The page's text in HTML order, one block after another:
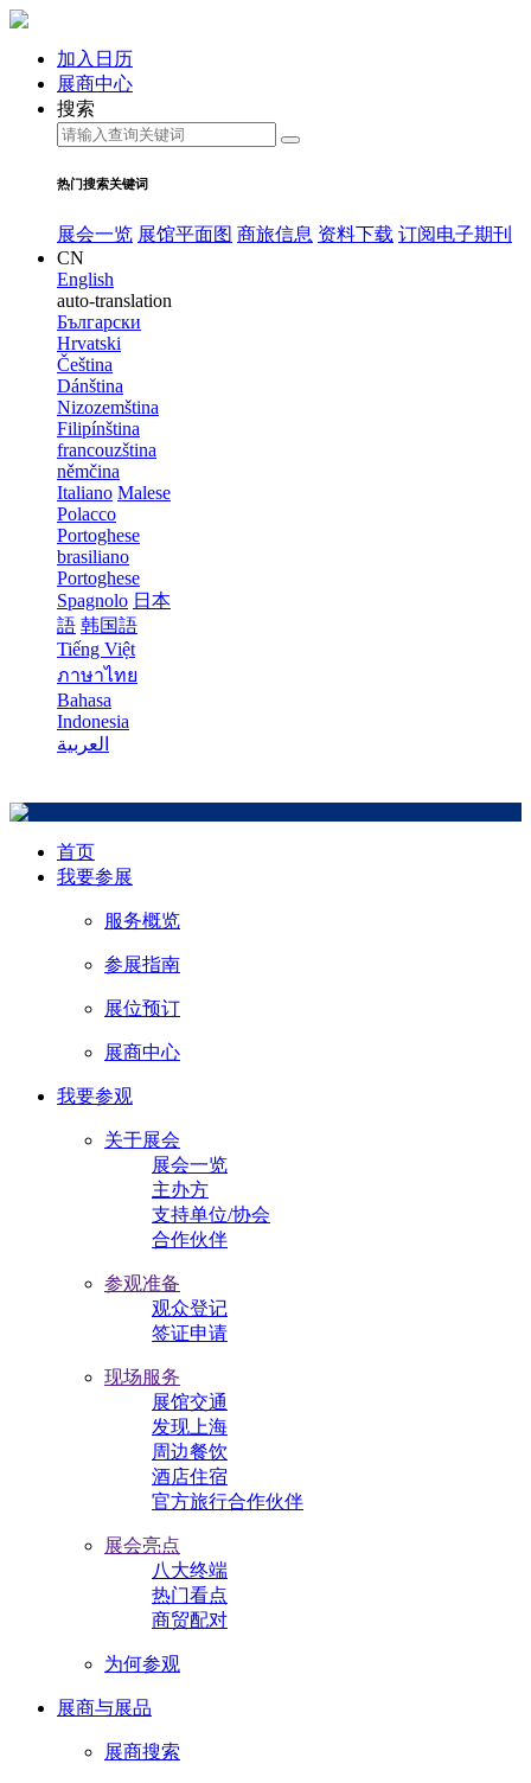
加入日历
展商中心
搜索
热门搜索关键词
展会一览 展馆平面图 商旅信息 资料下载 订阅电子期刊
CN
English
auto-translation
Български
Hrvatski
Čeština
Dánština
Nizozemština
Filipínština
francouzština
němčina
Italiano Malese
Polacco
Portoghese
brasiliano
Portoghese
Spagnolo 日本
語 韩国語
Tiếng Việt
ภาษาไทย
Bahasa
Indonesia
العربية
首页
我要参展
服务概览
参展指南
展位预订
展商中心
我要参观
关于展会
展会一览
主办方
支持单位/协会
合作伙伴
参观准备
观众登记
签证申请
现场服务
展馆交通
发现上海
周边餐饮
酒店住宿
官方旅行合作伙伴
展会亮点
八大终端
热门看点
商贸配对
为何参观
展商与展品
展商搜索